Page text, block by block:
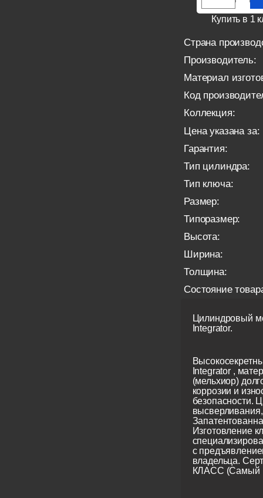
Купить в 1
Страна
Производитель:
Материал
Код
Коллекция:
Цена указана за:
Гарантия:
Тип цилиндра:
Тип ключа:
Размер:
Типоразмер:
Высота:
Ширина:
Толщина:
Состояние
Цилиндровый
Integrator.
Integrator ,
(мельхиор)
коррозии и
безопасности.
Изготовление
с
владельца.
КЛАСС (Самый